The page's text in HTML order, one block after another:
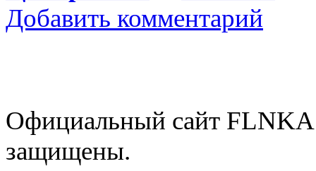
Добавить комментарий
Официальный сайт
защищены.